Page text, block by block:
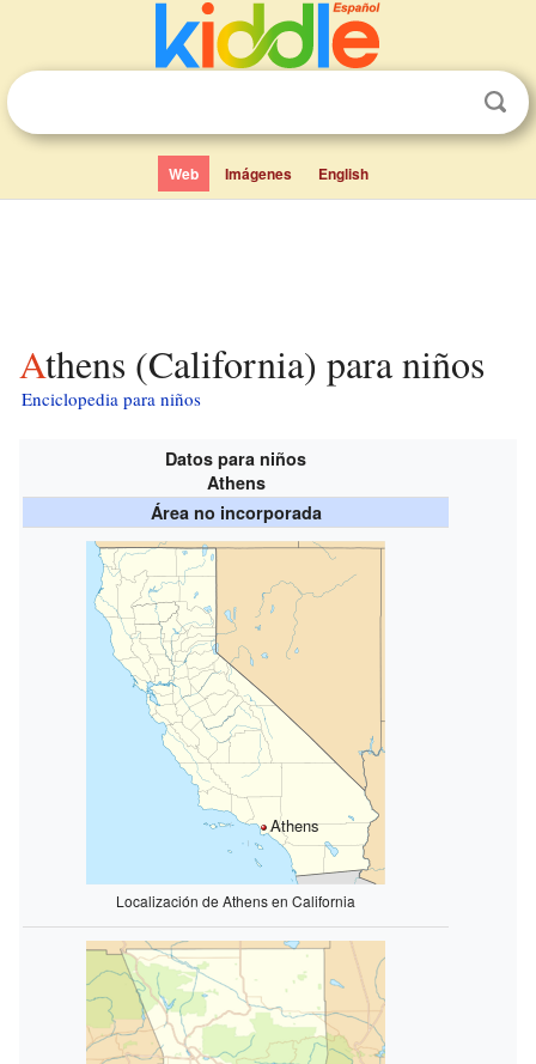
Web Imágenes English
Athens (California) para niños
Enciclopedia para niños
Datos para niños
Athens
Área no incorporada
Athens
Localización de Athens en California